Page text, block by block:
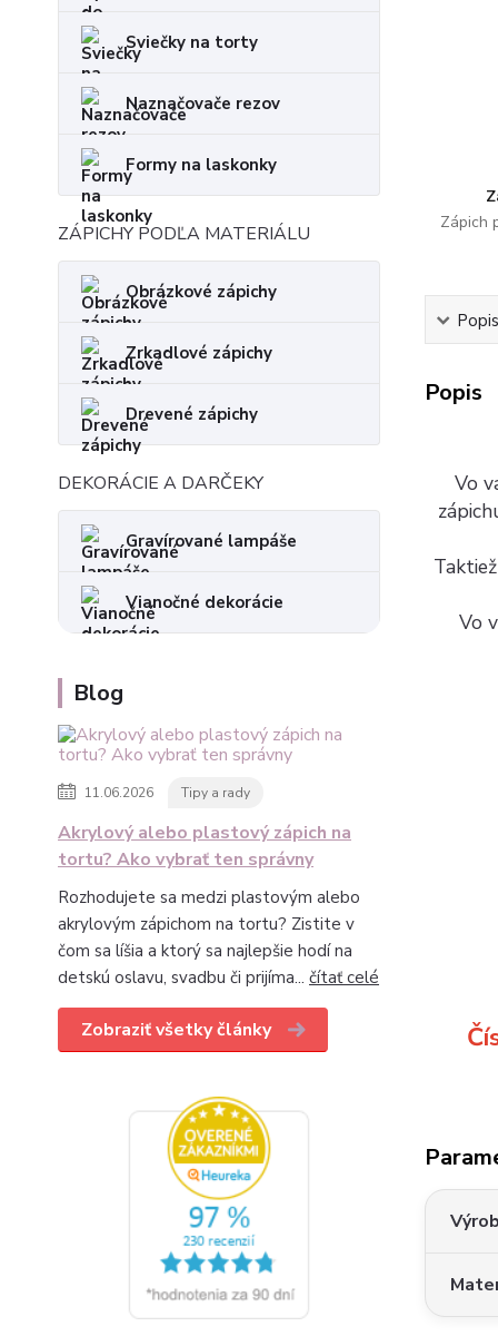
Sviečky na torty
Naznačovače rezov
Formy na laskonky
ZÁPICHY PODĽA MATERIÁLU
Obrázkové zápichy
Zrkadlové zápichy
Drevené zápichy
DEKORÁCIE A DARČEKY
Gravírované lampáše
Vianočné dekorácie
Blog
11.06.2026 Tipy a rady
Akrylový alebo plastový zápich na
tortu? Ako vybrať ten správny
Rozhodujete sa medzi plastovým alebo
akrylovým zápichom na tortu? Zistite v
čom sa líšia a ktorý sa najlepšie hodí na
detskú oslavu, svadbu či prijíma... čítať celé
Zobraziť všetky články
Zápich
Popis
Popis
Vo
Vo